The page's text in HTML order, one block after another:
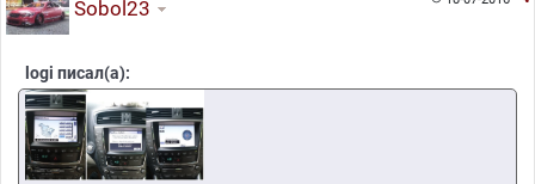
Sobol23
logi писал(а):